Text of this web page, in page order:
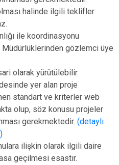
halinde ilgili teklifler
ile koordinasyonu
gözlemci üye
olarak yürütülebilir.
yer alan proje
standart ve kriterler web
olup, söz konusu projeler
gerekmektedir. (detaylı
ilişkin olarak ilgili daire
geçilmesi esastır.